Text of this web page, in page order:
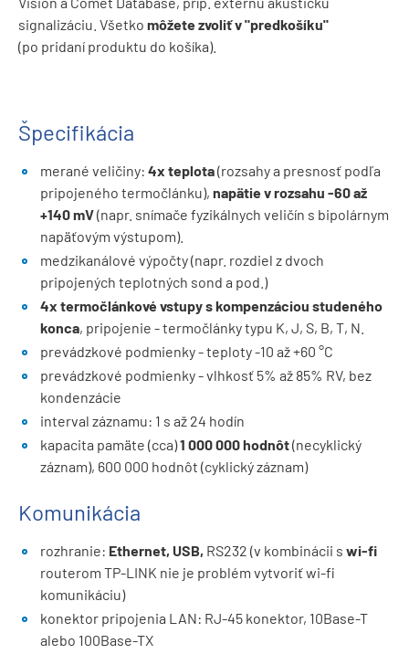
signalizáciu. Všetko môžete zvoliť v "predkošíku"
(po pridaní produktu do košíka).
Špecifikácia
merané veličiny: 4x teplota(rozsahy a presnosť podľa
pripojeného termočlánku), napätie v rozsahu -60 až
+140 mV(napr. snímače fyzikálnych veličín s bipolárnym
napäťovým výstupom).
medzikanálové výpočty (napr. rozdiel z dvoch
pripojených teplotných sond a pod.)
4x termočlánkové vstupy s kompenzáciou studeného
konca, pripojenie - termočlánky typu K, J, S, B, T, N.
prevádzkové podmienky - teploty -10 až +60 °C
prevádzkové podmienky - vlhkosť 5% až 85% RV, bez
kondenzácie
interval záznamu: 1 s až 24 hodín
kapacita pamäte (cca)1 000 000 hodnôt(necyklický
záznam), 600 000 hodnôt (cyklický záznam)
Komunikácia
rozhranie: Ethernet, USB, RS232 (v kombinácii s wi-fi
routerom TP-LINK nie je problém vytvoriť wi-fi
komunikáciu)
konektor pripojenia LAN: RJ-45 konektor, 10Base-T
alebo 100Base-TX